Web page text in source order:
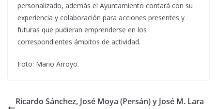
personalizado, además el Ayuntamiento contará con su
experiencia y colaboración para acciones presentes y
futuras que pudieran emprenderse en los
correspondientes ámbitos de actividad.
Foto: Mario Arroyo.
Ricardo Sánchez, José Moya (Persán) y José M. Lara